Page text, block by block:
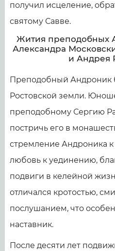
получил исцеление,
святому Савве.
Жития преподобных
Александра
и Андрея
Преподобный Андроник
Ростовской земли.
преподобному Сергию
постричь его в
стремление Андроника
любовь к уединению,
подвиги в келейной
отличался кротостью,
послушанием, что
наставник.
После десяти лет